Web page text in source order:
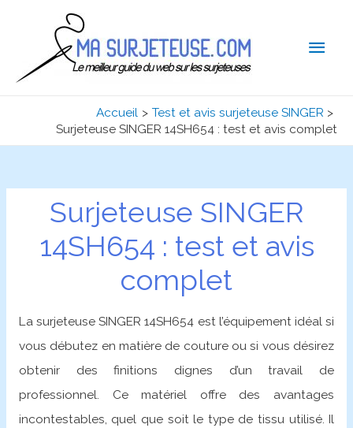
Accueil
Test et avis surjeteuse SINGER
Surjeteuse SINGER 14SH654 : test et avis complet
Surjeteuse SINGER
14SH654 : test et avis
complet
La surjeteuse SINGER 14SH654 est l’équipement idéal si
vous débutez en matière de couture ou si vous désirez
obtenir des finitions dignes d’un travail de
professionnel. Ce matériel offre des avantages
incontestables, quel que soit le type de tissu utilisé. Il